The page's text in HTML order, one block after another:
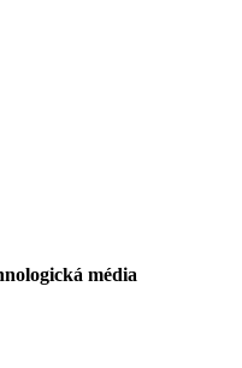
média